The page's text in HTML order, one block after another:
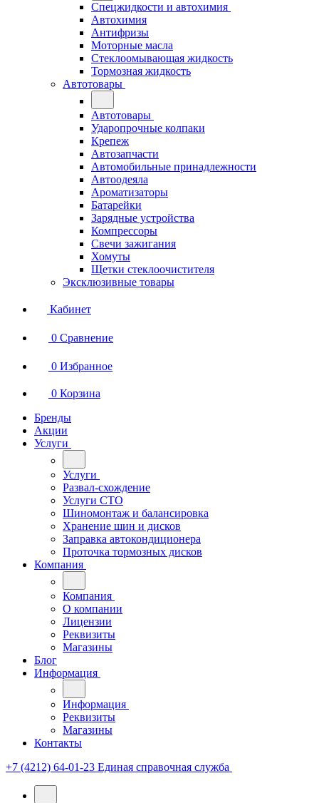
Спецжидкости и автохимия
Автохимия
Антифризы
Моторные масла
Стеклоомывающая жидкость
Тормозная жидкость
Автотовары
Автотовары
Ударопрочные колпаки
Крепеж
Автозапчасти
Автомобильные принадлежности
Автоодеяла
Ароматизаторы
Батарейки
Зарядные устройства
Компрессоры
Свечи зажигания
Хомуты
Щетки стеклоочистителя
Эксклюзивные товары
Кабинет
0 Сравнение
0 Избранное
0 Корзина
Бренды
Акции
Услуги
Услуги
Развал-схождение
Услуги СТО
Шиномонтаж и балансировка
Хранение шин и дисков
Заправка автокондиционера
Проточка тормозных дисков
Компания
Компания
О компании
Лицензии
Реквизиты
Магазины
Блог
Информация
Информация
Реквизиты
Магазины
Контакты
+7 (4212) 64-01-23 Единая справочная служба